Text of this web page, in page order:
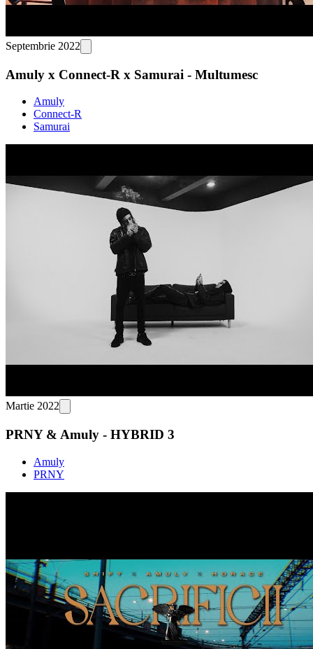
Septembrie 2022
Amuly x Connect-R x Samurai - Multumesc
Amuly
Connect-R
Samurai
Martie 2022
PRNY & Amuly - HYBRID 3
Amuly
PRNY